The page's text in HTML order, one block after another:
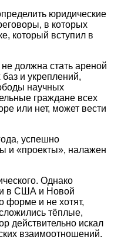
юридические
в которых
который вступил в
должна стать ареной
и укреплений,
научных
граждане всех
или нет, может вести
успешно
и «проекты», налажен
Однако
в США и Новой
форме и не хотят,
тёплые,
действительно искал
взаимоотношений.